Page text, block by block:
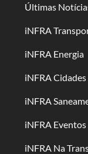
Últimas
iNFRA
iNFRA Energia
iNFRA Cidades
iNFRA
iNFRA Eventos
iNFRA Na